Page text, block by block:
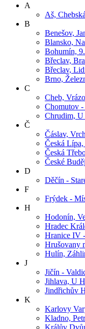
A
Aš,
B
Benešov,
Blansko,
Bohumín,
Břeclav,
Břeclav,
Brno,
C
Cheb,
Chomutov -
Chrudim,
Č
Čáslav,
Česká
Česká
České
D
Děčín -
F
Frýdek -
H
Hodonín,
Hradec
Hranice IV
Hrušovany
Hulín,
J
Jičín -
Jihlava, U
Jindřichův
K
Karlovy
Kladno,
Králův